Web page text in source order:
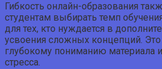
Гибкость онлайн-образования
студентам выбирать темп
для тех, кто нуждается в
усвоения сложных концепций. Это
глубокому пониманию материала
стресса.